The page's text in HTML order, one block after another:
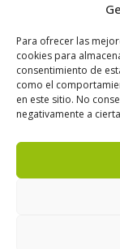
Para ofrecer las
cookies para
consentimiento de
como el
en este sitio. No
negativamente a
SÍGUENOS
REDES
© 2026